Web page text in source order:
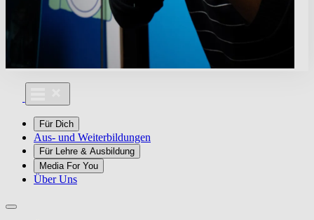
Für Dich
Aus- und Weiterbildungen
Für Lehre & Ausbildung
Media For You
Über Uns